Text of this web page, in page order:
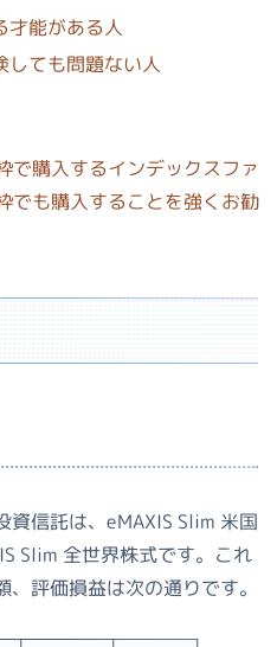
才能がある人
しても問題ない人
で購入するインデックスファ
でも購入することを強くお勧
資信託は、eMAXIS Slim 米国
Slim 全世界株式です。これ
評価損益は次の通りです。